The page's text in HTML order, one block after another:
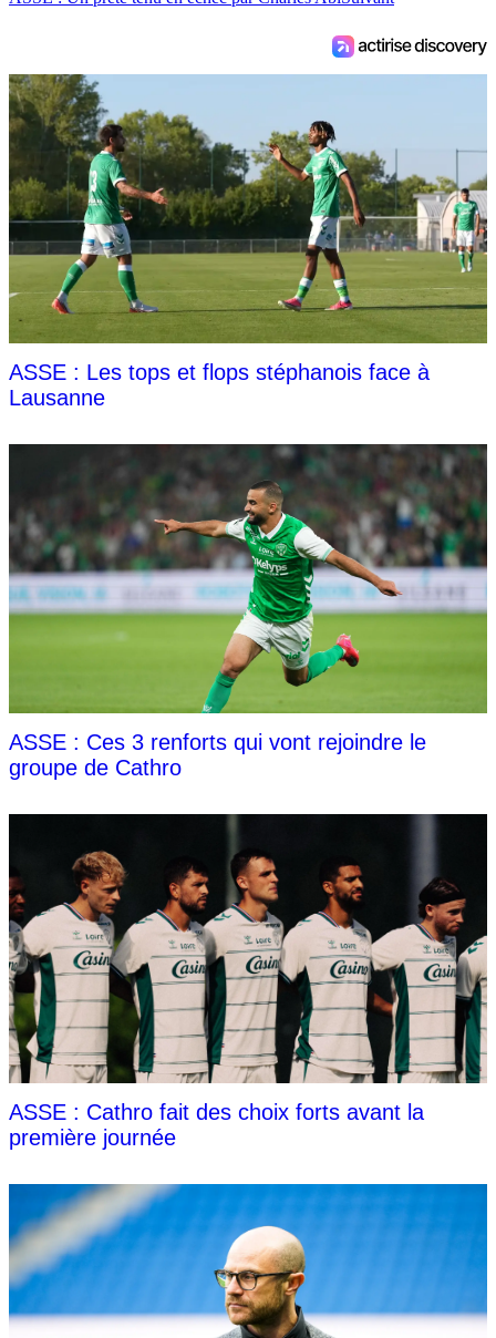
ASSE : Les tops et flops stéphanois face à
Lausanne
ASSE : Ces 3 renforts qui vont rejoindre le
groupe de Cathro
ASSE : Cathro fait des choix forts avant la
première journée